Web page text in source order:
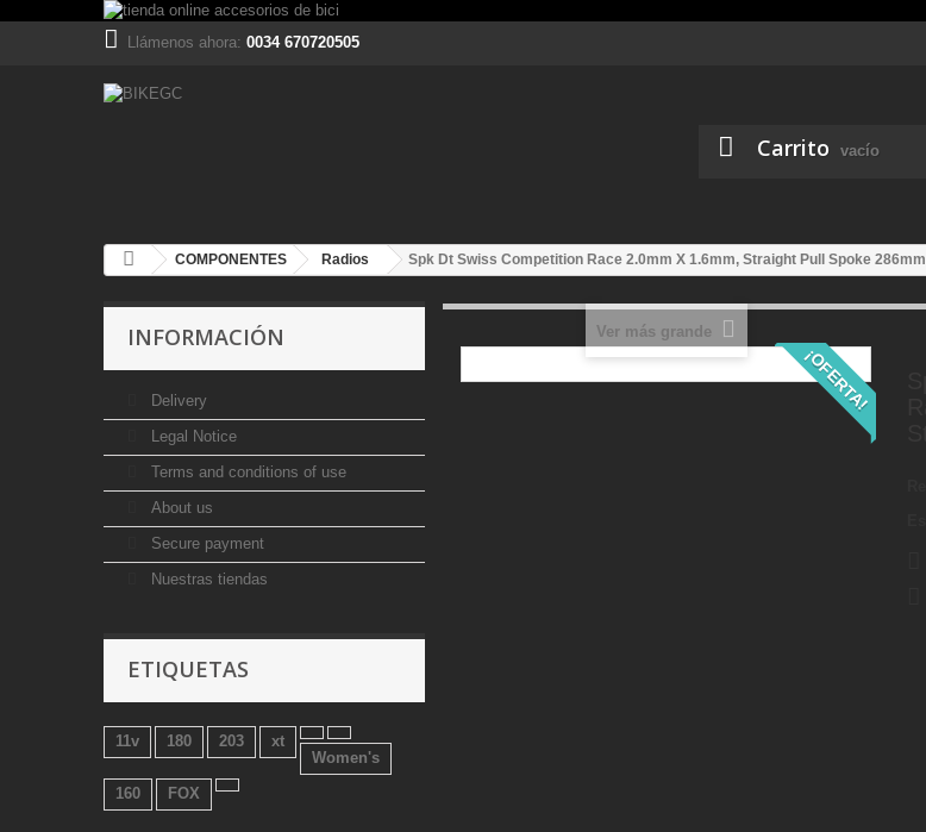
Llámenos ahora: 0034 670720505
Carrito vacío
COMPONENTES Radios Spk Dt Swiss Competition Race 2.0mm X 1.6mm, Straight Pull Spoke 286mm
INFORMACIÓN
Delivery
Legal Notice
Terms and conditions of use
About us
Secure payment
Nuestras tiendas
ETIQUETAS
11v 180 203
xt
Women's
160
FOX
¡OFERTA!
Ver más grande